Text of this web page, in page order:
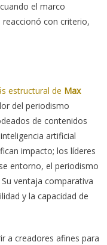
el marco
con criterio,
estructural de Max
del periodismo
de contenidos
artificial
impacto; los líderes
entorno, el periodismo
ventaja comparativa
y la capacidad de
a creadores afines para